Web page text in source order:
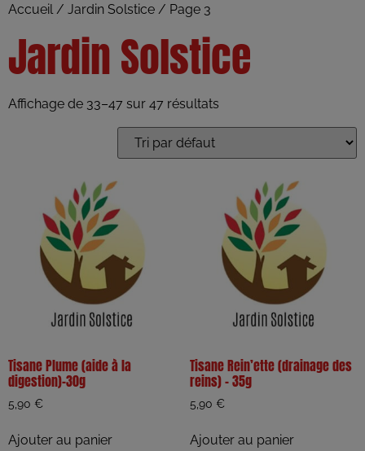
Accueil/ Jardin Solstice / Page 3
Jardin Solstice
Affichage de 33–47 sur 47 résultats
Tisane Plume (aide à la
digestion)-30g
5,90 €
Ajouter au panier
Tisane Rein’ette (drainage des
reins) – 35g
5,90 €
Ajouter au panier